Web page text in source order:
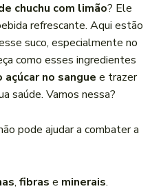
chuchu com limão? Ele
refrescante. Aqui estão
suco, especialmente no
como esses ingredientes
no sangue e trazer
saúde. Vamos nessa?
pode ajudar a combater a
, fibras e minerais.